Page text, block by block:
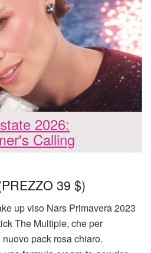
2026:
Calling
39 $)
up viso Nars Primavera 2023
The Multiple, che per
pack rosa chiaro.